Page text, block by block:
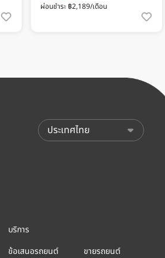
ผ่อนชำระ ฿2,189/เดือน
บริการ
ข้อเสนอรถยนต์
ขายรถยนต์